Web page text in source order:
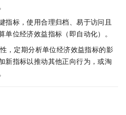
指标，使用合理归档、易于访问且
位经济效益指标（即自动化）。
，定期分析单位经济效益指标的影
新指标以推动其他正向行为，或淘